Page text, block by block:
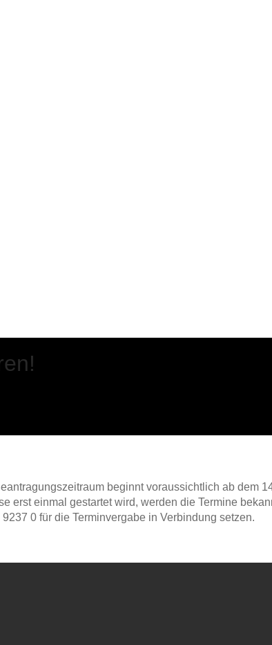
beginnt voraussichtlich ab dem
erst einmal gestartet wird, werden die Termine
0 für die Terminvergabe in Verbindung setzen.